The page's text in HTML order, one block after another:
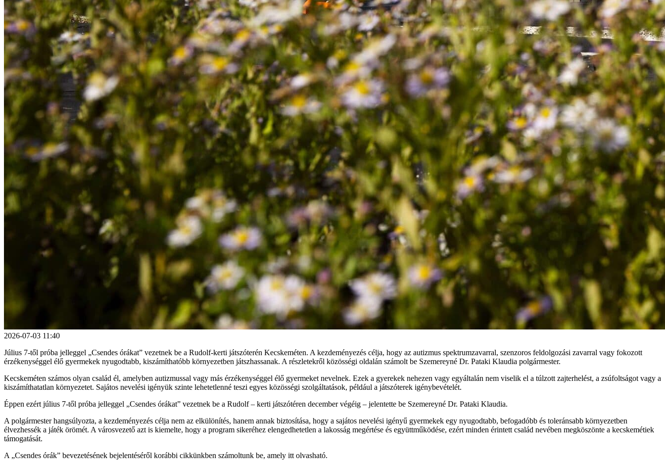
2026-07-03 11:40
Július 7-től próba jelleggel „Csendes órákat” vezetnek be a Rudolf-kerti játszóterén Kecskeméten. A kezdeményezés célja, hogy az autizmus spektrumzavarral, szenzoros feldolgozási zavarral vagy fokozott
érzékenységgel élő gyermekek nyugodtabb, kiszámíthatóbb környezetben játszhassanak. A részletekről közösségi oldalán számolt be Szemereyné Dr. Pataki Klaudia polgármester.
Kecskeméten számos olyan család él, amelyben autizmussal vagy más érzékenységgel élő gyermeket nevelnek. Ezek a gyerekek nehezen vagy egyáltalán nem viselik el a túlzott zajterhelést, a zsúfoltságot vagy a
kiszámíthatatlan környezetet. Sajátos nevelési igényük szinte lehetetlenné teszi egyes közösségi szolgáltatások, például a játszóterek igénybevételét.
Éppen ezért július 7-től próba jelleggel „Csendes órákat” vezetnek be a Rudolf – kerti játszótéren december végéig – jelentette be Szemereyné Dr. Pataki Klaudia.
A polgármester hangsúlyozta, a kezdeményezés célja nem az elkülönítés, hanem annak biztosítása, hogy a sajátos nevelési igényű gyermekek egy nyugodtabb, befogadóbb és toleránsabb környezetben
élvezhessék a játék örömét. A városvezető azt is kiemelte, hogy a program sikeréhez elengedhetetlen a lakosság megértése és együttműködése, ezért minden érintett család nevében megköszönte a kecskemétiek
támogatását.
A „Csendes órák” bevezetésének bejelentéséről korábbi cikkünkben számoltunk be, amely itt olvasható.